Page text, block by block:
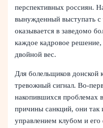
перспективных россиян.
вынужденный выступать
оказывается в заведомо
каждое кадровое
двойной вес.
Для болельщиков
тревожный сигнал.
накопившихся проблемах
причины санкций, они так
управлением клубом и